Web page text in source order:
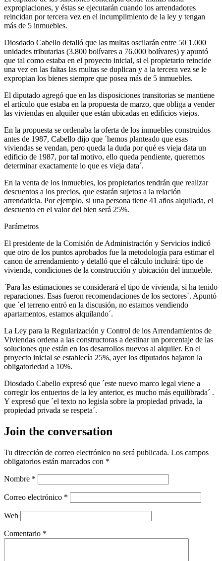
expropiaciones, y éstas se ejecutarán cuando los arrendadores
reincidan por tercera vez en el incumplimiento de la ley y tengan
más de 5 inmuebles.
Diosdado Cabello detalló que las multas oscilarán entre 50 1.000
unidades tributarias (3.800 bolívares a 76.000 bolívares) y apuntó
que tal como estaba en el proyecto inicial, si el propietario reincide
una vez en las faltas las multas se duplican y a la tercera vez se le
expropian los bienes siempre que posea más de 5 inmuebles.
El diputado agregó que en las disposiciones transitorias se mantiene
el artículo que estaba en la propuesta de marzo, que obliga a vender
las viviendas en alquiler que están ubicadas en edificios viejos.
En la propuesta se ordenaba la oferta de los inmuebles construidos
antes de 1987, Cabello dijo que ´hemos planteado que esas
viviendas se vendan, pero queda la duda por qué es vieja data un
edificio de 1987, por tal motivo, ello queda pendiente, queremos
determinar exactamente lo que es vieja data´.
En la venta de los inmuebles, los propietarios tendrán que realizar
descuentos a los precios, que estarán sujetos a la relación
arrendaticia. Por ejemplo, si una persona tiene 41 años alquilada, el
descuento en el valor del bien será 25%.
Parámetros
El presidente de la Comisión de Administración y Servicios indicó
que otro de los puntos aprobados fue la metodología para estimar el
canon de arrendamiento y detalló que el cálculo incluirá: tipo de
vivienda, condiciones de la construcción y ubicación del inmueble.
´Para las estimaciones se considerará el tipo de vivienda, si ha tenido
reparaciones. Esas fueron recomendaciones de los sectores´. Apuntó
que ´el terreno entró en la discusión, no estamos vendiendo
apartamentos, estamos alquilando´.
La Ley para la Regularización y Control de los Arrendamientos de
Viviendas ordena a las constructoras a destinar un porcentaje de las
soluciones que están en los desarrollos nuevos al alquiler. En el
proyecto inicial se establecía 25%, ayer los diputados bajaron la
obligatoriedad a 10%.
Diosdado Cabello expresó que ´este nuevo marco legal viene a
corregir los entuertos de la ley anterior, es mucho más equilibrada´ .
Y expresó que ´el texto no legisla sobre la propiedad privada, la
propiedad privada se respeta´.
Join the conversation
Tu dirección de correo electrónico no será publicada. Los campos
obligatorios están marcados con *
Nombre *
Correo electrónico *
Web
Comentario *